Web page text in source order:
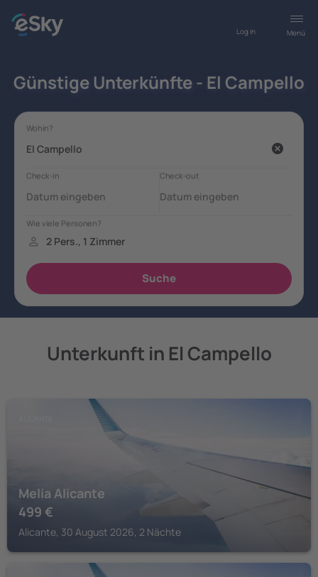
Menü
Log in
Günstige Unterkünfte - El Campello
Unterkunft in El Campello
Melia Alicante
499 €
Alicante, 30 August 2026, 2 Nächte